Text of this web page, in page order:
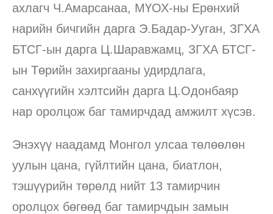
ахлагч Ч.Амарсанаа, МҮОХ-ны Ерөнхий
нарийн бичгийн дарга Э.Бадар-Ууган, ЗГХА
БТСГ-ын дарга Ц.Шаравжамц, ЗГХА БТСГ-
ын Төрийн захиргааны удирдлага,
санхүүгийн хэлтсийн дарга Ц.Одонбаяр
нар оролцож баг тамирчдад амжилт хүсэв.
Энэхүү наадамд Монгол улсаа төлөөлөн
уулын цана, гүйлтийн цана, биатлон,
тэшүүрийн төрөлд нийт 13 тамирчин
оролцох бөгөөд баг тамирчдын замын